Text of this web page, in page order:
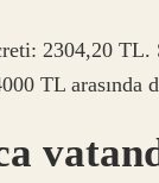
2304,20 TL.
TL arasında